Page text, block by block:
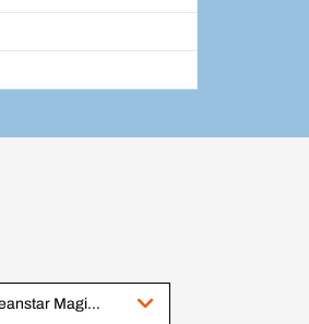
420466 Lave-glace X-in-1 Cleanstar Magic Premium 5 L